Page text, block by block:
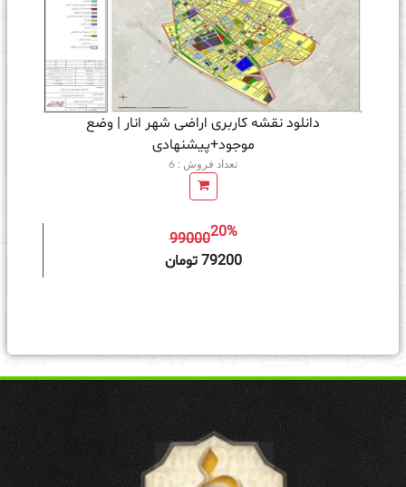
دانلود نقشه کاربری اراضی شهر انار | وضع
موجود+پیشنهادی
تعداد فروش : 6
9900020%
79200 تومان